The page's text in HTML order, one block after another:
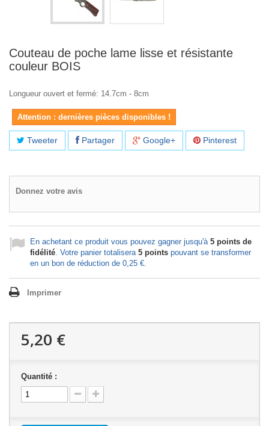
Couteau de poche lame lisse et résistante
couleur BOIS
Longueur ouvert et fermé: 14.7cm - 8cm
Attention : dernières pièces disponibles !
Tweeter Partager Google+ Pinterest
Donnez votre avis
En achetant ce produit vous pouvez gagner jusqu'à 5 points de
fidélité . Votre panier totalisera 5 points pouvant se transformer
en un bon de réduction de 0,25 €
Imprimer
5,20 €
Quantité :